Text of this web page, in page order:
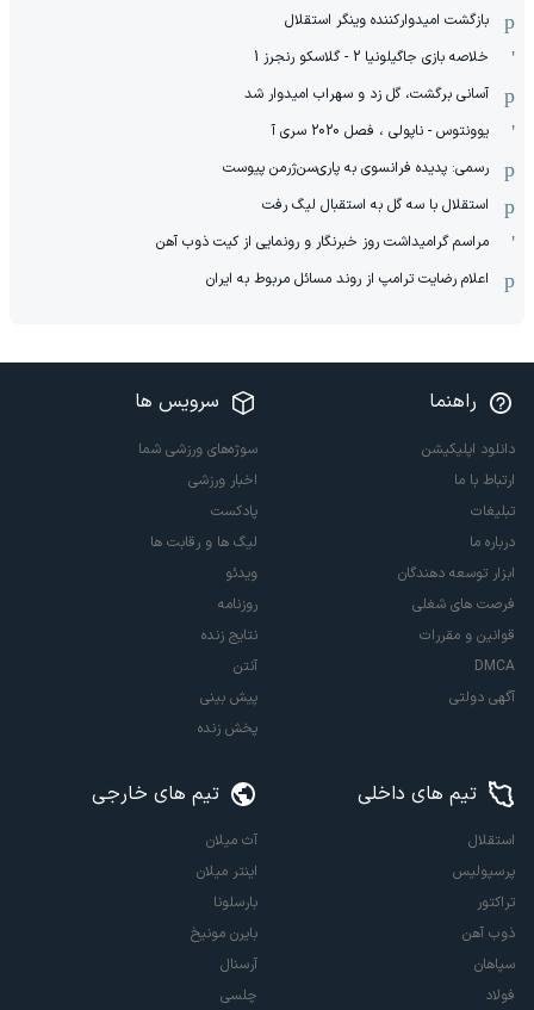
بازگشت امیدوارکننده وینگر استقلال
خلاصه بازی جاگیلونیا 2 - گلاسکو رنجرز 1
آسانی برگشت، گل زد و سهراب امیدوار شد
یوونتوس - ناپولی ، فصل 2020 سری آ
رسمی: پدیده فرانسوی به پاری‌سن‌ژرمن پیوست
استقلال با سه گل به استقبال لیگ رفت
مراسم گرامیداشت روز خبرنگار و رونمایی از کیت ذوب آهن
اعلام رضایت ترامپ از روند مسائل مربوط به ایران
راهنما
دانلود اپلیکیشن
ارتباط با ما
تبلیغات
درباره ما
ابزار توسعه دهندگان
فرصت های شغلی
قوانین و مقررات
DMCA
آگهی دولتی
سرویس ها
سوژه‌های ورزشی شما
اخبار ورزشی
پادکست
لیگ ها و رقابت ها
ویدئو
روزنامه
نتایج زنده
آنتن
پیش بینی
پخش زنده
تیم های داخلی
استقلال
پرسپولیس
تراکتور
ذوب آهن
سپاهان
فولاد
تیم های خارجی
آث میلان
اینتر میلان
بارسلونا
بایرن مونیخ
آرسنال
چلسی